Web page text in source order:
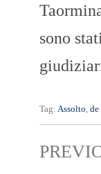
sono
Tag: Assolto de